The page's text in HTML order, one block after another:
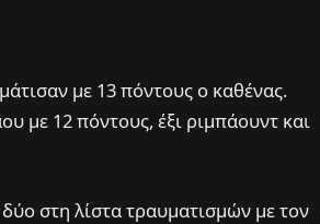
με 13 πόντους ο καθένας.
με 12 πόντους, έξι ριμπάουντ και
στη λίστα τραυματισμών με τον